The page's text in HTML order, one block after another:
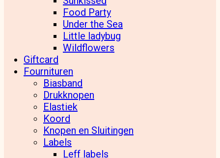
Food Party
Under the Sea
Little ladybug
Wildflowers
Giftcard
Fournituren
Biasband
Drukknopen
Elastiek
Koord
Knopen en Sluitingen
Labels
Leff labels